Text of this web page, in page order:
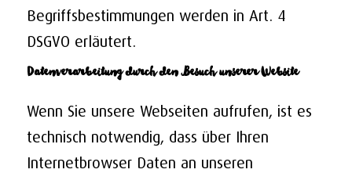
Begriffsbestimmungen werden in Art. 4
DSGVO erläutert.
Datenverarbeitung durch den Besuch unserer Website
Wenn Sie unsere Webseiten aufrufen, ist es
technisch notwendig, dass über Ihren
Internetbrowser Daten an unseren